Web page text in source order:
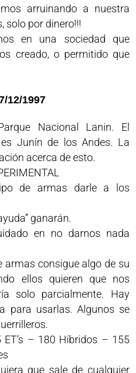
arruinando a nuestra
solo por dinero!!!
en una sociedad que
creado, o permitido que
12/1997
Nacional Lanin. El
Junín de los Andes. La
acerca de esto.
de armas darle a los
ganarán.
en no darnos nada
armas consigue algo de su
ellos quieren que nos
solo parcialmente. Hay
para usarlas. Algunos se
ET’s – 180 Híbridos – 155
que sale de cualquier